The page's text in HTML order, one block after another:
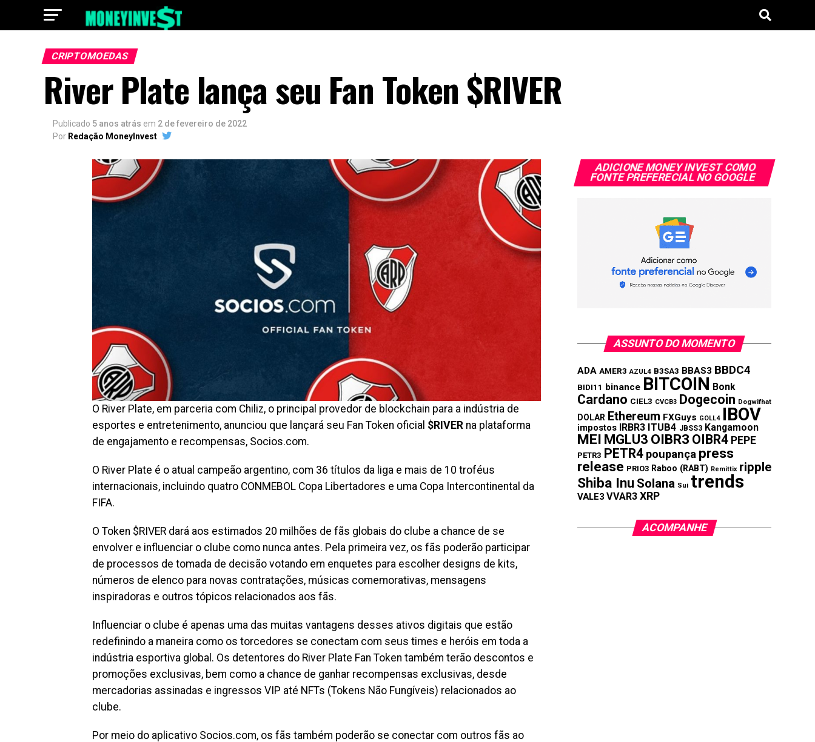
CRIPTOMOEDAS
River Plate lança seu Fan Token $RIVER
Publicado 5 anos atrás em 2 de fevereiro de 2022
Por Redação MoneyInvest
O River Plate, em parceria com Chiliz, o principal provedor de blockchain para a indústria de
esportes e entretenimento, anunciou que lançará seu Fan Token oficial $RIVER na plataforma
de engajamento e recompensas, Socios.com.
O River Plate é o atual campeão argentino, com 36 títulos da liga e mais de 10 troféus
internacionais, incluindo quatro CONMEBOL Copa Libertadores e uma Copa Intercontinental da
FIFA.
O Token $RIVER dará aos estimados 20 milhões de fãs globais do clube a chance de se
envolver e influenciar o clube como nunca antes. Pela primeira vez, os fãs poderão participar
de processos de tomada de decisão votando em enquetes para escolher designs de kits,
números de elenco para novas contratações, músicas comemorativas, mensagens
inspiradoras e outros tópicos relacionados aos fãs.
Influenciar o clube é apenas uma das muitas vantagens desses ativos digitais que estão
redefinindo a maneira como os torcedores se conectam com seus times e heróis em toda a
indústria esportiva global. Os detentores do River Plate Fan Token também terão descontos e
promoções exclusivas, bem como a chance de ganhar recompensas exclusivas, desde
mercadorias assinadas e ingressos VIP até NFTs (Tokens Não Fungíveis) relacionados ao
clube.
Por meio do aplicativo Socios.com, os fãs também poderão se conectar com outros fãs ao
ADICIONE MONEY INVEST COMO
FONTE PREFERECIAL NO GOOGLE
ASSUNTO DO MOMENTO
ADA AMER3 AZUL4 B3SA3 BBAS3 BBDC4
BIDI11 binance BITCOIN Bonk
Cardano CIEL3 CVCB3 Dogecoin Dogwifhat
DOLAR Ethereum FXGuys GOLL4 IBOV
impostos IRBR3 ITUB4 JBSS3 Kangamoon
MEI MGLU3 OIBR3 OIBR4 PEPE
PETR3 PETR4 poupança press
release PRIO3 Raboo (RABT) Remittix ripple
Shiba Inu Solana Sui trends
VALE3 VVAR3 XRP
ACOMPANHE